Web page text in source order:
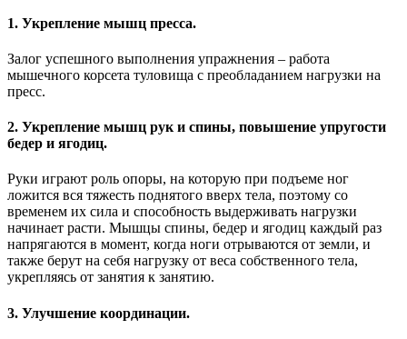
1. Укрепление мышц пресса.
Залог успешного выполнения упражнения – работа
мышечного корсета туловища с преобладанием нагрузки на
пресс.
2. Укрепление мышц рук и спины, повышение упругости
бедер и ягодиц.
Руки играют роль опоры, на которую при подъеме ног
ложится вся тяжесть поднятого вверх тела, поэтому со
временем их сила и способность выдерживать нагрузки
начинает расти. Мышцы спины, бедер и ягодиц каждый раз
напрягаются в момент, когда ноги отрываются от земли, и
также берут на себя нагрузку от веса собственного тела,
укрепляясь от занятия к занятию.
3. Улучшение координации.